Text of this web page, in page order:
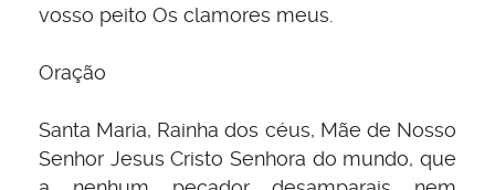
vosso peito Os clamores meus.
Oração
Santa Maria, Rainha dos céus, Mãe de Nosso
Senhor Jesus Cristo Senhora do mundo, que